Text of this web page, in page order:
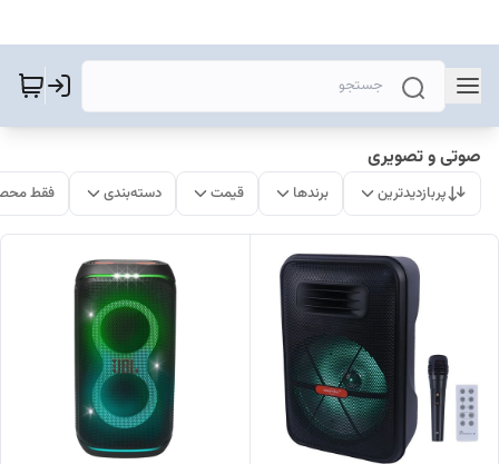
صوتی و تصویری
پربازدیدترین برندها قیمت دسته‌بندی فقط